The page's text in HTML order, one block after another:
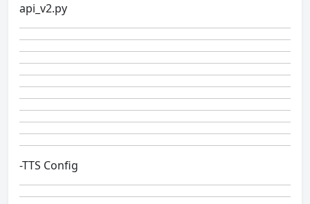
api_v2.py
-TTS Config